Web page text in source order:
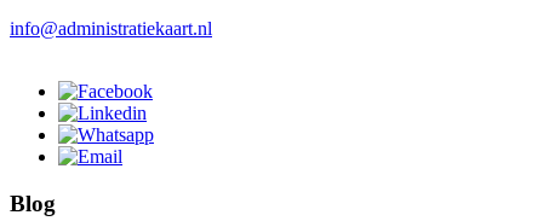
info@administratiekaart.nl
Blog